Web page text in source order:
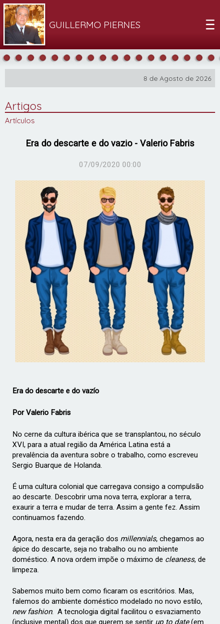
GUILLERMO PIERNES
8 de Agosto de 2026
Artigos
Artículos
Era do descarte e do vazio - Valerio Fabris
07/09/2020 00:00
Era do descarte e do vazío
Por Valerio Fabris
No cerne da cultura ibérica que se transplantou, no século
XVI, para a atual região da América Latina está a
prevalência da aventura sobre o trabalho, como escreveu
Sergio Buarque de Holanda.
É uma cultura colonial que carregava consigo a compulsão
ao descarte. Descobrir uma nova terra, explorar a terra,
exaurir a terra e mudar de terra. Assim a gente fez. Assim
continuamos fazendo.
Agora, nesta era da geração dos millennials, chegamos ao
ápice do descarte, seja no trabalho ou no ambiente
doméstico. A nova ordem impõe o máximo de cleaness, de
limpeza.
Sabemos muito bem como ficaram os escritórios. Mas,
falemos do ambiente doméstico modelado no novo estilo,
new fashion.A tecnologia digital facilitou o esvaziamento
(inclusive mental) dos que querem se sentir up to date(em